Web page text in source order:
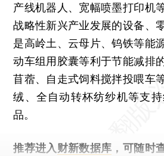
产线机器人、宽幅喷墨打印机
战略性新兴产业发展的设备、
是高岭土、云母片、钨铁等能
动车组用胶囊等利于节能减排
苜蓿、自走式饲料搅拌投喂车
绒、全自动转杯纺纱机等支
品。
推荐进入 财新数据库 ，可随时